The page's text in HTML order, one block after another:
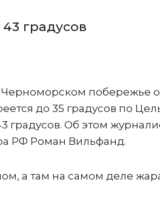
градусов
побережье
до 35 градусов по
Об этом
РФ Роман Вильфанд.
а там на самом деле